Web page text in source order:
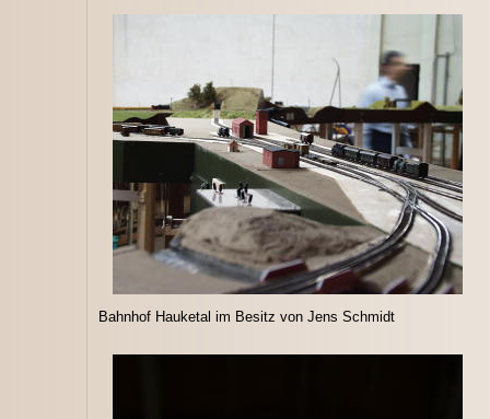
Bahnhof Hauketal im Besitz von Jens Schmidt